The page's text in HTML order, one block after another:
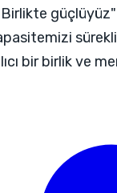
güçlüyüz"
sürekli
bir birlik ve